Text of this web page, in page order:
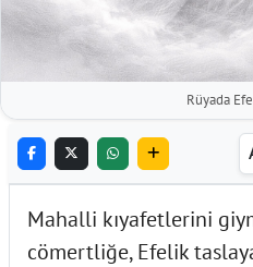
Rüyada
Mahalli kıyafetlerini
cömertliğe, Efelik